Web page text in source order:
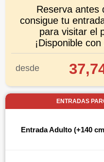
Reserva antes
consigue tu
para visitar el
¡Disponible
desde
ENTRADAS
Entrada Adulto (+140